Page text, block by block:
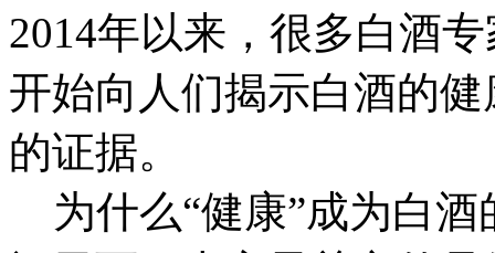
2014年以来，很多白酒
开始向人们揭示白酒的
的证据。
为什么“健康”成为白酒